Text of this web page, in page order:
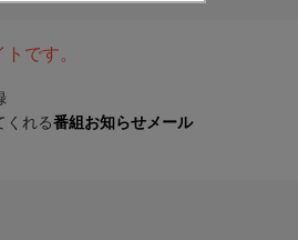
です。
くれる番組お知らせメール